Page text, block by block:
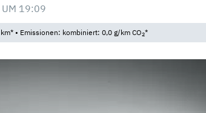
UM 19:09
• Emissionen: kombiniert: 0,0 g/km CO2*